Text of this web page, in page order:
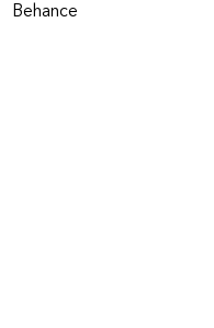
Behance